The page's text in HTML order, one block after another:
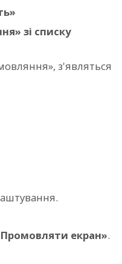
зі списку
з'являться
екран».